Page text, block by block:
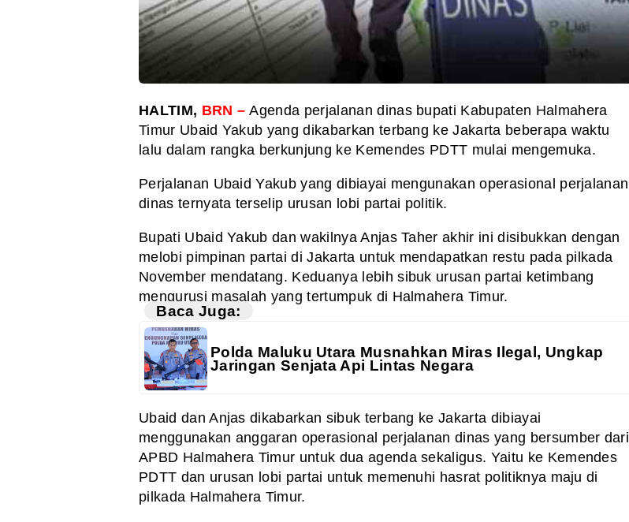
HALTIM, BRN –Agenda perjalanan dinas bupati Kabupaten Halmahera
Timur Ubaid Yakub yang dikabarkan terbang ke Jakarta beberapa waktu
lalu dalam rangka berkunjung ke Kemendes PDTT mulai mengemuka.
Perjalanan Ubaid Yakub yang dibiayai mengunakan operasional perjalanan
dinas ternyata terselip urusan lobi partai politik.
Bupati Ubaid Yakub dan wakilnya Anjas Taher akhir ini disibukkan dengan
melobi pimpinan partai di Jakarta untuk mendapatkan restu pada pilkada
November mendatang. Keduanya lebih sibuk urusan partai ketimbang
mengurusi masalah yang tertumpuk di Halmahera Timur.
Baca Juga:
Polda Maluku Utara Musnahkan Miras Ilegal, Ungkap
Jaringan Senjata Api Lintas Negara
Ubaid dan Anjas dikabarkan sibuk terbang ke Jakarta dibiayai
menggunakan anggaran operasional perjalanan dinas yang bersumber dari
APBD Halmahera Timur untuk dua agenda sekaligus. Yaitu ke Kemendes
PDTT dan urusan lobi partai untuk memenuhi hasrat politiknya maju di
pilkada Halmahera Timur.